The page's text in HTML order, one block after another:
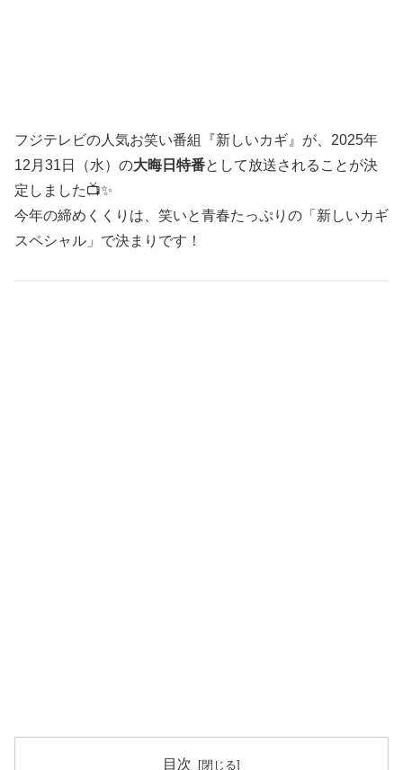
フジテレビの人気お笑い番組『新しいカギ』が、2025年
12月31日（水）の大晦日特番として放送されることが決
定しました📺✨
今年の締めくくりは、笑いと青春たっぷりの「新しいカギ
スペシャル」で決まりです！
目次